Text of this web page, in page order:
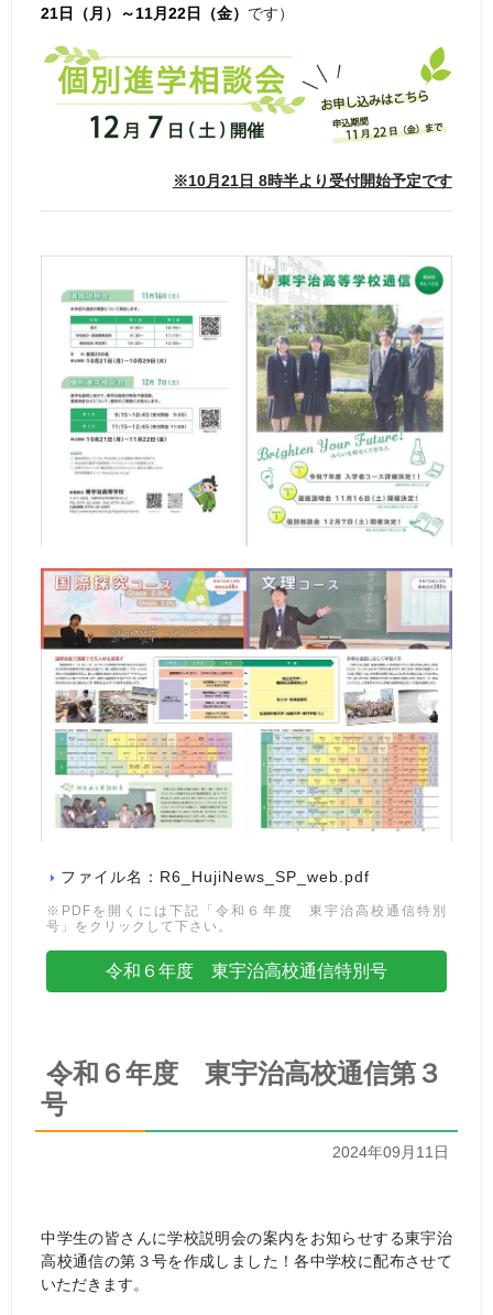
21日（月）～11月22日（金） です）
※10月21日 8時半より受付開始予定です
ファイル名：R6_HujiNews_SP_web.pdf
※PDFを開くには下記「令和６年度 東宇治高校通信特別
号」をクリックして下さい。
令和６年度 東宇治高校通信特別号
令和６年度 東宇治高校通信第３
号
2024年09月11日
中学生の皆さんに学校説明会の案内をお知らせする東宇治
高校通信の第３号を作成しました！各中学校に配布させて
いただきます。